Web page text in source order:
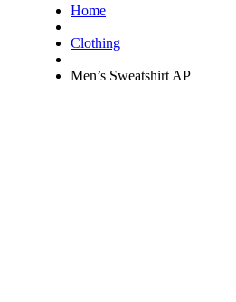
Home
Clothing
Men’s Sweatshirt AP